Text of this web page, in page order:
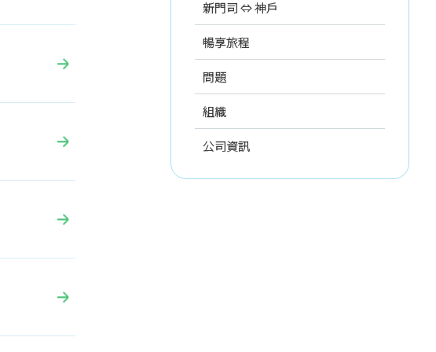
新門司 ⇔ 神戶
暢享旅程
問題
組織
公司資訊